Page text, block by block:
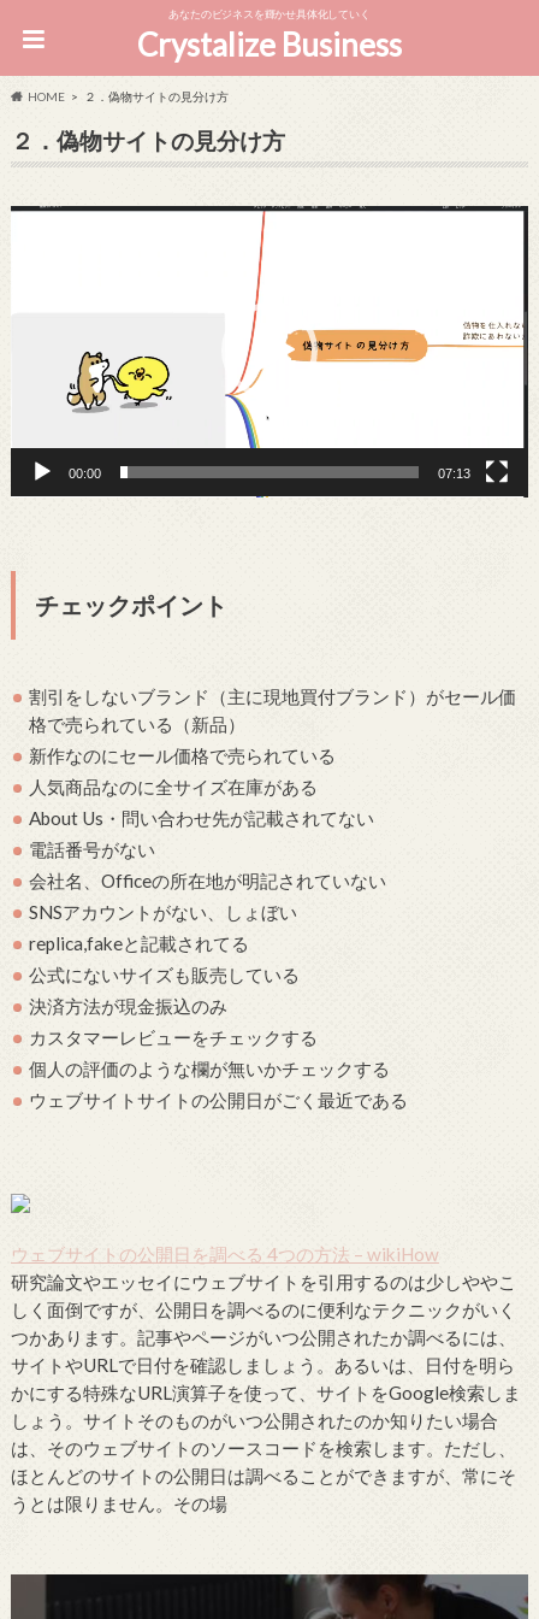
あなたのビジネスを輝かせ具体化していく
Crystalize Business
HOME ２．偽物サイトの見分け方
２．偽物サイトの見分け方
動
00:00 07:13
チェックポイント
割引をしないブランド（主に現地買付ブランド）がセール価
格で売られている（新品）
新作なのにセール価格で売られている
人気商品なのに全サイズ在庫がある
About Us・問い合わせ先が記載されてない
電話番号がない
会社名、Officeの所在地が明記されていない
SNSアカウントがない、しょぼい
replica,fakeと記載されてる
公式にないサイズも販売している
決済方法が現金振込のみ
カスタマーレビューをチェックする
個人の評価のような欄が無いかチェックする
ウェブサイトサイトの公開日がごく最近である
ウェブサイトの公開日を調べる 4つの方法 – wikiHow
研究論文やエッセイにウェブサイトを引用するのは少しややこ
しく面倒ですが、公開日を調べるのに便利なテクニックがいく
つかあります。記事やページがいつ公開されたか調べるには、
サイトやURLで日付を確認しましょう。あるいは、日付を明ら
かにする特殊なURL演算子を使って、サイトをGoogle検索しま
しょう。サイトそのものがいつ公開されたのか知りたい場合
は、そのウェブサイトのソースコードを検索します。ただし、
ほとんどのサイトの公開日は調べることができますが、常にそ
うとは限りません。その場